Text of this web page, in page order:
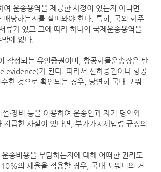
운송용역을 제공한 사정이 있는지 아니면
당하는지를 살펴봐야 한다. 특히, 국외 화주
류가 있고 그에 따라 하나의 국제운송용역을
에 없다.
작성되는 유인증권이며, 항공화물운송장은 반
evidence)가 된다. 따라서 선하증권이나 항공
한 것으로 확인되는 경우, 당연히 국내 포워
·장비 등을 이용하여 운송인과 자기 명의와
급한 사실이 있다면, 부가가치세법령 규정의
송비용을 부담하는지에 대해 어떠한 권리도
의 세율을 적용할 경우, 국내 포워더의 거
국가별 상반기 선박 수주량 추이(2022~2026년)
국가별 월간 선박 수주량 추이(2026년 1~6월)
2026년 상반기 인도된 신조 컨테이너선 명단-1
2026년 상반기 인도된 신조 컨테이너선 명단-2